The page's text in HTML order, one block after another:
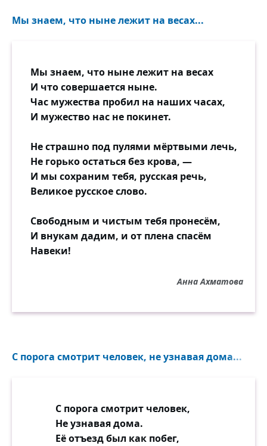
Мы знаем, что ныне лежит на весах...
Мы знаем, что ныне лежит на весах
И что совершается ныне.
Час мужества пробил на наших часах,
И мужество нас не покинет.
Не страшно под пулями мёртвыми лечь,
Не горько остаться без крова, —
И мы сохраним тебя, русская речь,
Великое русское слово.
Свободным и чистым тебя пронесём,
И внукам дадим, и от плена спасём
Навеки!
Анна Ахматова
С порога смотрит человек, не узнавая дома...
С порога смотрит человек,
Не узнавая дома.
Её отъезд был как побег,